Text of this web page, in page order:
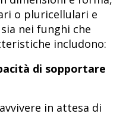
o pluricellulari e
nei funghi che
includono:
di sopportare
in attesa di